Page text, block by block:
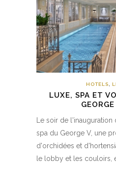
HOTELS
LUXE, SPA ET
Le soir de
spa du George V, une
d'orchidées et
le lobby et les couloirs,